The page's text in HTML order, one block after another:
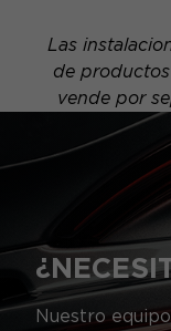
Las
de
vende por
Nuestro